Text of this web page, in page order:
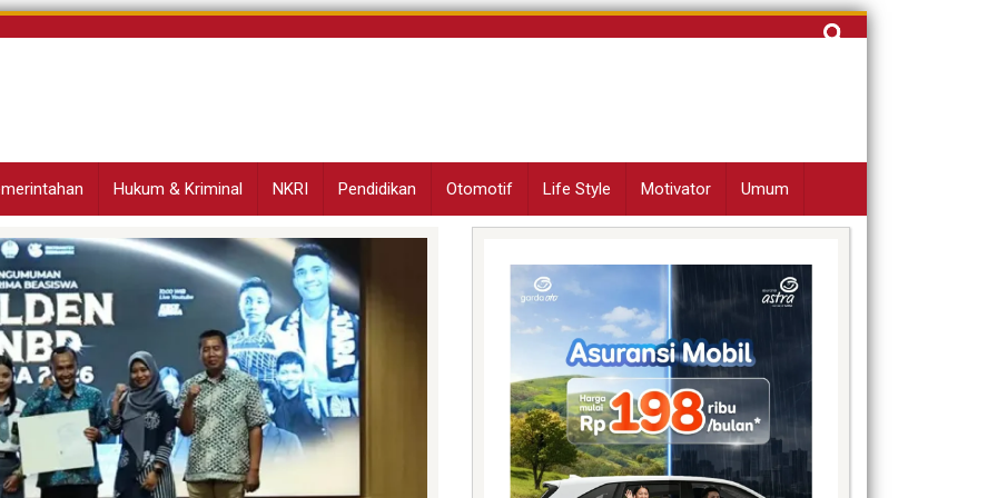
Cari
Hukum & Kriminal NKRI Pendidikan Otomotif Life Style Motivator Umum